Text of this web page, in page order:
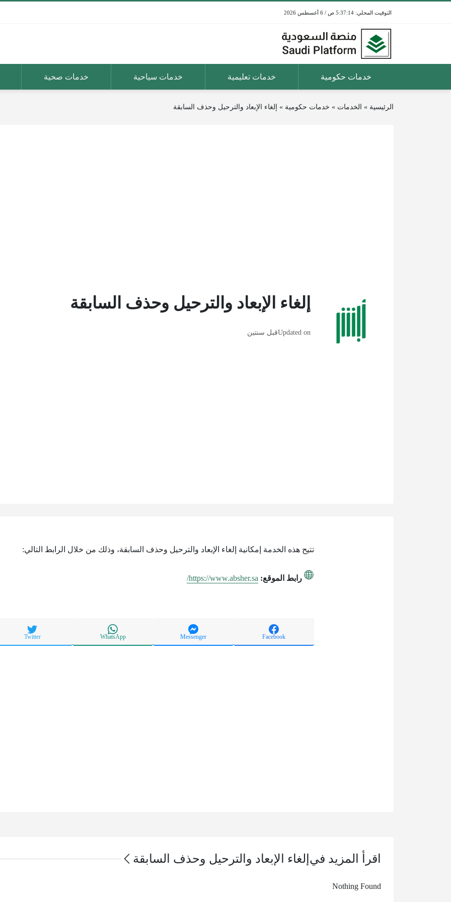
5:37:14 ص / 6 أغسطس 2026
خدمات حكومية خدمات تعليمية خدمات سياحية خدمات صحية
الرئيسية » الخدمات » خدمات حكومية » إلغاء الإبعاد والترحيل وحذف السابقة
إلغاء الإبعاد والترحيل وحذف السابقة
Updated onقبل سنتين
تتيح هذه الخدمة إمكانية إلغاء الإبعاد والترحيل وحذف السابقة، وذلك من خلال الرابط التالي:
رابط الموقع: https://www.absher.sa/
Facebook
Messenger
WhatsApp
Twitter
اقرأ المزيد في إلغاء الإبعاد والترحيل وحذف السابقة
Nothing Found